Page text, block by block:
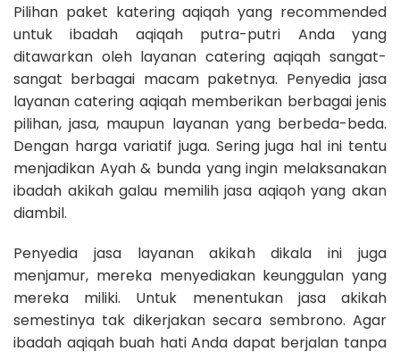
Pilihan paket katering aqiqah yang recommended
untuk ibadah aqiqah putra-putri Anda yang
ditawarkan oleh layanan catering aqiqah sangat-
sangat berbagai macam paketnya. Penyedia jasa
layanan catering aqiqah memberikan berbagai jenis
pilihan, jasa, maupun layanan yang berbeda-beda.
Dengan harga variatif juga. Sering juga hal ini tentu
menjadikan Ayah & bunda yang ingin melaksanakan
ibadah akikah galau memilih jasa aqiqoh yang akan
diambil.
Penyedia jasa layanan akikah dikala ini juga
menjamur, mereka menyediakan keunggulan yang
mereka miliki. Untuk menentukan jasa akikah
semestinya tak dikerjakan secara sembrono. Agar
ibadah aqiqah buah hati Anda dapat berjalan tanpa